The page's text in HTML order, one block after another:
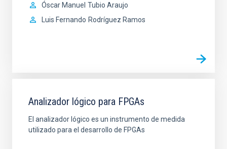
Óscar Manuel Tubio Araujo
Luis Fernando Rodríguez Ramos
Analizador lógico para FPGAs
El analizador lógico es un instrumento de medida
utilizado para el desarrollo de FPGAs